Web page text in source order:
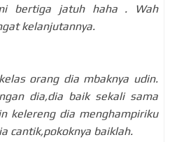
bertiga jatuh haha . Wah
kelanjutannya.
orang dia mbaknya udin.
dia,dia baik sekali sama
kelereng dia menghampiriku
cantik,pokoknya baiklah.